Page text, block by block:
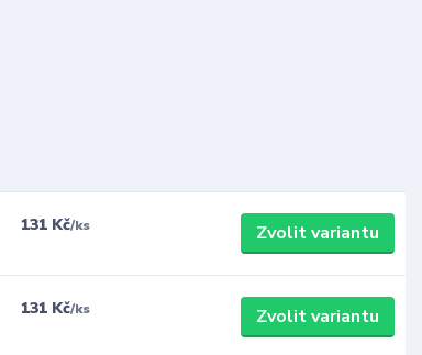
131 Kč/ks Zvolit variantu
131 Kč/ks Zvolit variantu